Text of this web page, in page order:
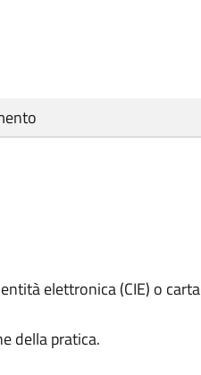
elettronica (CIE) o carta
della pratica.